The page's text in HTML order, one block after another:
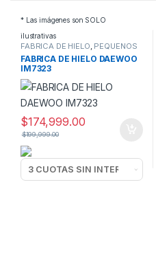
* Las imágenes son SOLO
ilustrativas
FABRICA DE HIELO, PEQUEÑOS
ELECTRODOMESTICOS
FABRICA DE HIELO DAEWOO
IM7323
$174,999.00
$199,999.00